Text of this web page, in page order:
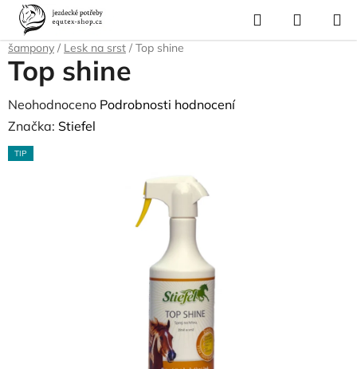
Přejít
obsah
Hledat
KOŠÍK
Domů
Pro koně
šampony / Lesk na srst / Top shine
Top shine
Průměrné
hodnocení
produktu
Neohodnoceno Podrobnosti hodnocení
Značka: Stiefel
TIP